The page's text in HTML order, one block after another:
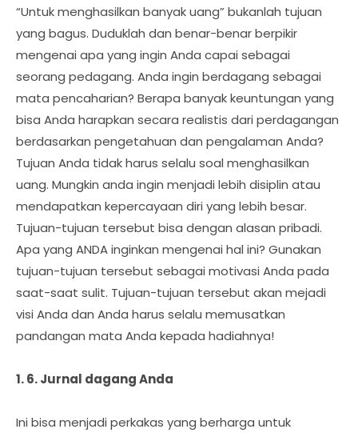
“Untuk menghasilkan banyak uang” bukanlah tujuan
yang bagus. Duduklah dan benar-benar berpikir
mengenai apa yang ingin Anda capai sebagai
seorang pedagang. Anda ingin berdagang sebagai
mata pencaharian? Berapa banyak keuntungan yang
bisa Anda harapkan secara realistis dari perdagangan
berdasarkan pengetahuan dan pengalaman Anda?
Tujuan Anda tidak harus selalu soal menghasilkan
uang. Mungkin anda ingin menjadi lebih disiplin atau
mendapatkan kepercayaan diri yang lebih besar.
Tujuan-tujuan tersebut bisa dengan alasan pribadi.
Apa yang ANDA inginkan mengenai hal ini? Gunakan
tujuan-tujuan tersebut sebagai motivasi Anda pada
saat-saat sulit. Tujuan-tujuan tersebut akan mejadi
visi Anda dan Anda harus selalu memusatkan
pandangan mata Anda kepada hadiahnya!
1. 6. Jurnal dagang Anda
Ini bisa menjadi perkakas yang berharga untuk